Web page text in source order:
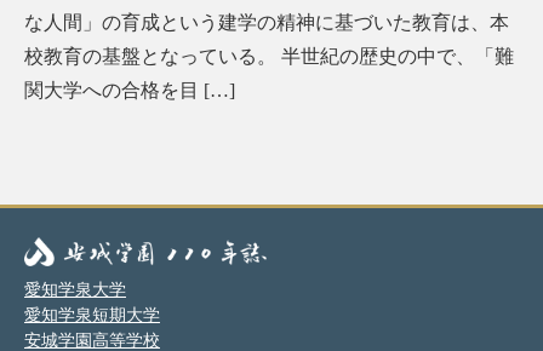
な人間」の育成という建学の精神に基づいた教育は、本
校教育の基盤となっている。 半世紀の歴史の中で、「難
関大学への合格を目 […]
愛知学泉大学
愛知学泉短期大学
安城学園高等学校